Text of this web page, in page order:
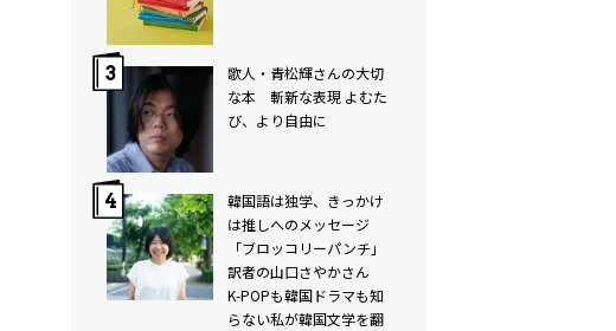
歌人・青松輝さんの大切
な本 斬新な表現 よむた
び、より自由に
韓国語は独学、きっかけ
は推しへのメッセージ
「ブロッコリーパンチ」
訳者の山口さやかさん
K-POPも韓国ドラマも知
らない私が韓国文学を翻